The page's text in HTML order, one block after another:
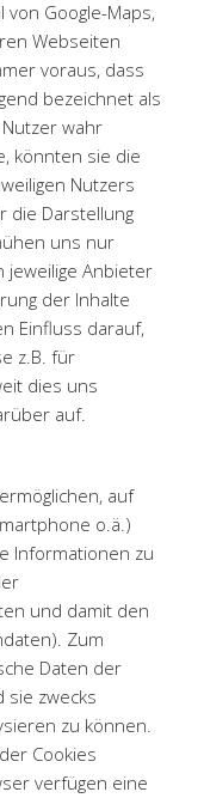
von Google-Maps,
Webseiten
voraus, dass
bezeichnet als
wahr
könnten sie die
Nutzers
die Darstellung
uns nur
jeweilige Anbieter
der Inhalte
Einfluss darauf,
z.B. für
dies uns
auf.
auf
o.ä.)
Informationen zu
und damit den
Zum
Daten der
sie zwecks
zu können.
Cookies
verfügen eine